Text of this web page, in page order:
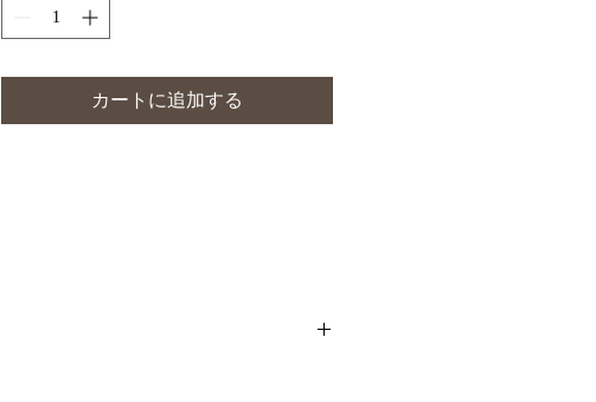
豊富に含まれています。
噛むほどに深まる味わいは、チーズやハム、
康的な彩りを添える一品としておすすめしま
す。
カートに追加する